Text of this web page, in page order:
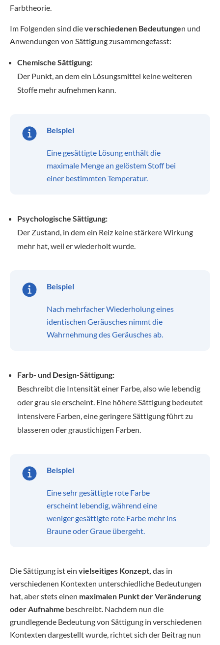
Farbtheorie.
Im Folgenden sind dieverschiedenen Bedeutungen und
Anwendungen von Sättigung zusammengefasst:
Chemische Sättigung:
Der Punkt, an dem ein Lösungsmittel keine weiteren
Stoffe mehr aufnehmen kann.
Beispiel
Eine gesättigte Lösung enthält die
maximale Menge an gelöstem Stoff bei
einer bestimmten Temperatur.
Psychologische Sättigung:
Der Zustand, in dem ein Reiz keine stärkere Wirkung
mehr hat, weil er wiederholt wurde.
Beispiel
Nach mehrfacher Wiederholung eines
identischen Geräusches nimmt die
Wahrnehmung des Geräusches ab.
Farb- und Design-Sättigung:
Beschreibt die Intensität einer Farbe, also wie lebendig
oder grau sie erscheint. Eine höhere Sättigung bedeutet
intensivere Farben, eine geringere Sättigung führt zu
blasseren oder graustichigen Farben.
Beispiel
Eine sehr gesättigte rote Farbe
erscheint lebendig, während eine
weniger gesättigte rote Farbe mehr ins
Braune oder Graue übergeht.
Die Sättigung ist ein vielseitiges Konzept, das in
verschiedenen Kontexten unterschiedliche Bedeutungen
hat, aber stets einen maximalen Punkt der Veränderung
oder Aufnahme beschreibt. Nachdem nun die
grundlegende Bedeutung von Sättigung in verschiedenen
Kontexten dargestellt wurde, richtet sich der Beitrag nun